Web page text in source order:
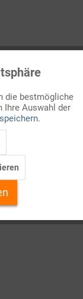
Aber
Und ein einziges
Aktiv
Inaktiv
Inaktiv
die bestmögliche
Ihre Auswahl der
speichern.